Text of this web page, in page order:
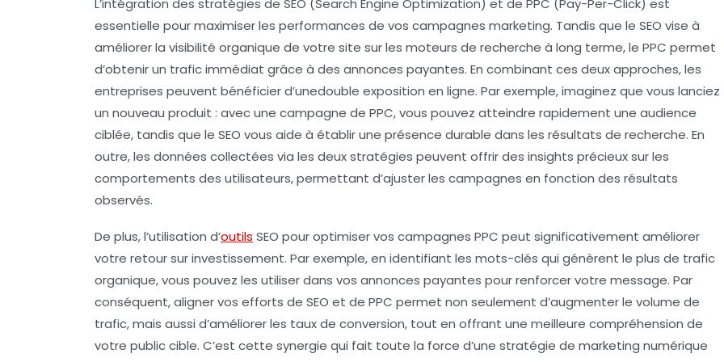
L’intégration des stratégies de SEO (Search Engine Optimization) et de PPC (Pay-Per-Click) est
essentielle pour maximiser les performances de vos campagnes marketing. Tandis que le SEO vise à
améliorer la visibilité organique de votre site sur les moteurs de recherche à long terme, le PPC permet
d’obtenir un trafic immédiat grâce à des annonces payantes. En combinant ces deux approches, les
entreprises peuvent bénéficier d’unedouble exposition en ligne. Par exemple, imaginez que vous lanciez
un nouveau produit : avec une campagne de PPC, vous pouvez atteindre rapidement une audience
ciblée, tandis que le SEO vous aide à établir une présence durable dans les résultats de recherche. En
outre, les données collectées via les deux stratégies peuvent offrir des insights précieux sur les
comportements des utilisateurs, permettant d’ajuster les campagnes en fonction des résultats
observés.
De plus, l’utilisation d’outils SEO pour optimiser vos campagnes PPC peut significativement améliorer
votre retour sur investissement. Par exemple, en identifiant les mots-clés qui génèrent le plus de trafic
organique, vous pouvez les utiliser dans vos annonces payantes pour renforcer votre message. Par
conséquent, aligner vos efforts de SEO et de PPC permet non seulement d’augmenter le volume de
trafic, mais aussi d’améliorer les taux de conversion, tout en offrant une meilleure compréhension de
votre public cible. C’est cette synergie qui fait toute la force d’une stratégie de marketing numérique